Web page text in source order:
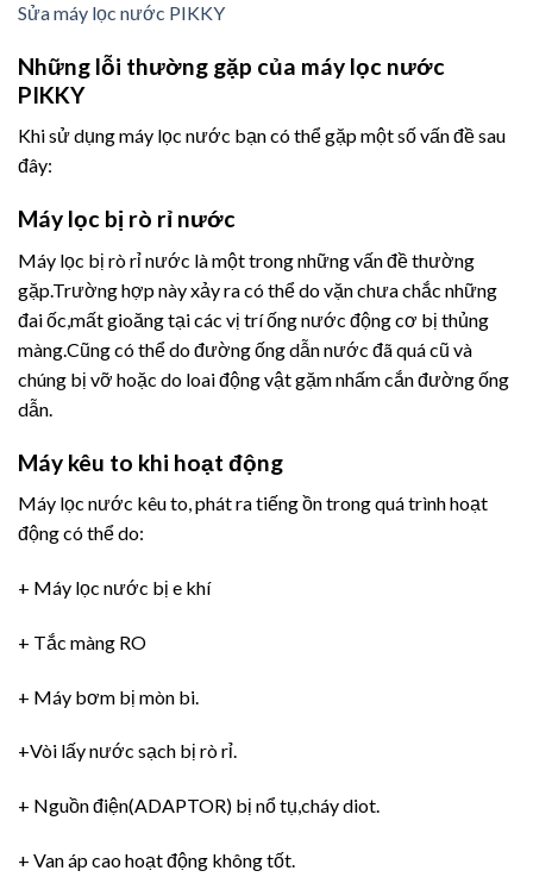
Sửa máy lọc nước PIKKY
Những lỗi thường gặp của máy lọc nước
PIKKY
Khi sử dụng máy lọc nước bạn có thể gặp một số vấn đề sau
đây:
Máy lọc bị rò rỉ nước
Máy lọc bị rò rỉ nước là một trong những vấn đề thường
gặp.Trường hợp này xảy ra có thể do vặn chưa chắc những
đai ốc,mất gioăng tại các vị trí ống nước động cơ bị thủng
màng.Cũng có thể do đường ống dẫn nước đã quá cũ và
chúng bị vỡ hoặc do loai động vật gặm nhấm cắn đường ống
dẫn.
Máy kêu to khi hoạt động
Máy lọc nước kêu to, phát ra tiếng ồn trong quá trình hoạt
động có thể do:
+ Máy lọc nước bị e khí
+ Tắc màng RO
+ Máy bơm bị mòn bi.
+Vòi lấy nước sạch bị rò rỉ.
+ Nguồn điện(ADAPTOR) bị nổ tụ,cháy diot.
+ Van áp cao hoạt động không tốt.